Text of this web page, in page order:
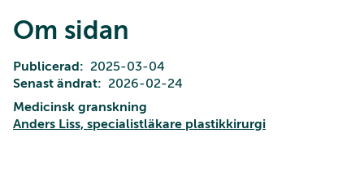
Om sidan
Publicerad
2025-03-04
Senast ändrat
2026-02-24
Medicinsk granskning
Anders Liss, specialistläkare plastikkirurgi